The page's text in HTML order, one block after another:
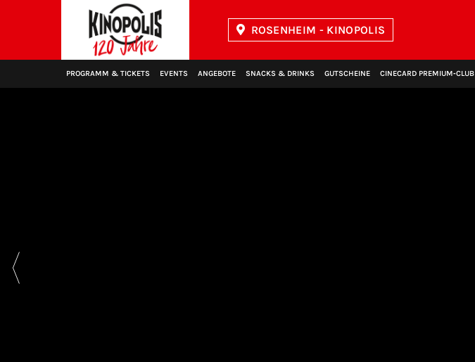
ROSENHEIM - KINOPOLIS
PROGRAMM & TICKETS EVENTS ANGEBOTE SNACKS & DRINKS GUTSCHEINE CINECARD PREMIUM‑CLUB